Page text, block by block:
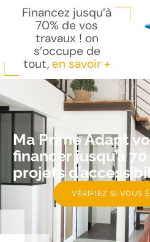
Financez jusqu’à
70% de vos
travaux ! on
s’occupe de
tout, en savoir +
Ma Prime Adapt
financer jusqu’à
projets
VÉRIFIEZ SI VOUS